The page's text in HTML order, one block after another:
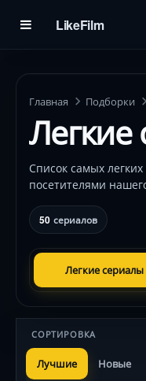
LikeFilm
Главная Подборки
Легкие
Список самых
посетителями
50 сериалов
Легкие сериалы
СОРТИРОВКА
Лучшие Новые